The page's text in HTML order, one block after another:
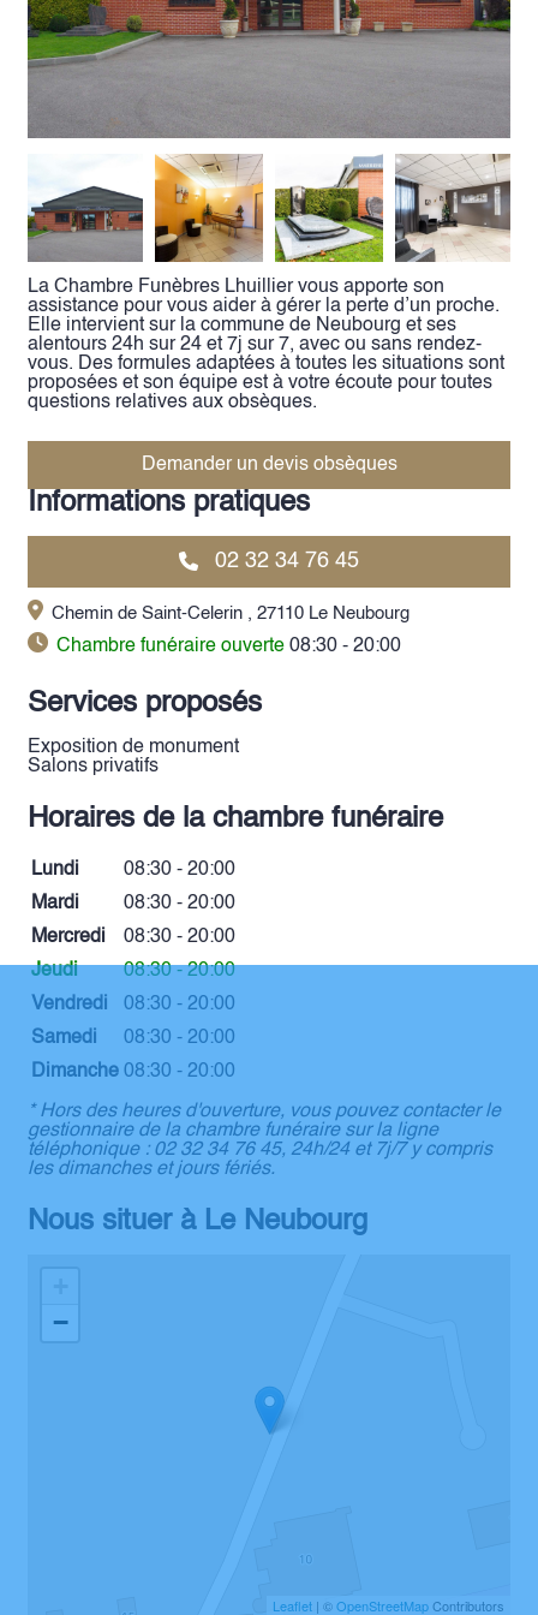
VENTE DE PLAQUES
La Chambre Funèbres Lhuillier vous apporte son
assistance pour vous aider à gérer la perte d’un proche.
Elle intervient sur la commune de Neubourg et ses
alentours 24h sur 24 et 7j sur 7, avec ou sans rendez-
vous. Des formules adaptées à toutes les situations sont
proposées et son équipe est à votre écoute pour toutes
questions relatives aux obsèques.
Demander un devis obsèques
Informations pratiques
02 32 34 76 45
Chemin de Saint-Celerin , 27110 Le Neubourg
Chambre funéraire ouverte 08:30 - 20:00
Services proposés
Exposition de monument
Salons privatifs
Horaires de la chambre funéraire
Lundi
08:30 - 20:00
Mardi
08:30 - 20:00
Mercredi
08:30 - 20:00
Jeudi
08:30 - 20:00
Vendredi
08:30 - 20:00
Samedi
08:30 - 20:00
Dimanche 08:30 - 20:00
* Hors des heures d'ouverture, vous pouvez contacter le
gestionnaire de la chambre funéraire sur la ligne
téléphonique : 02 32 34 76 45, 24h/24 et 7j/7 y compris
les dimanches et jours fériés.
Nous situer à Le Neubourg
−
Leaflet| ©OpenStreetMapContributors